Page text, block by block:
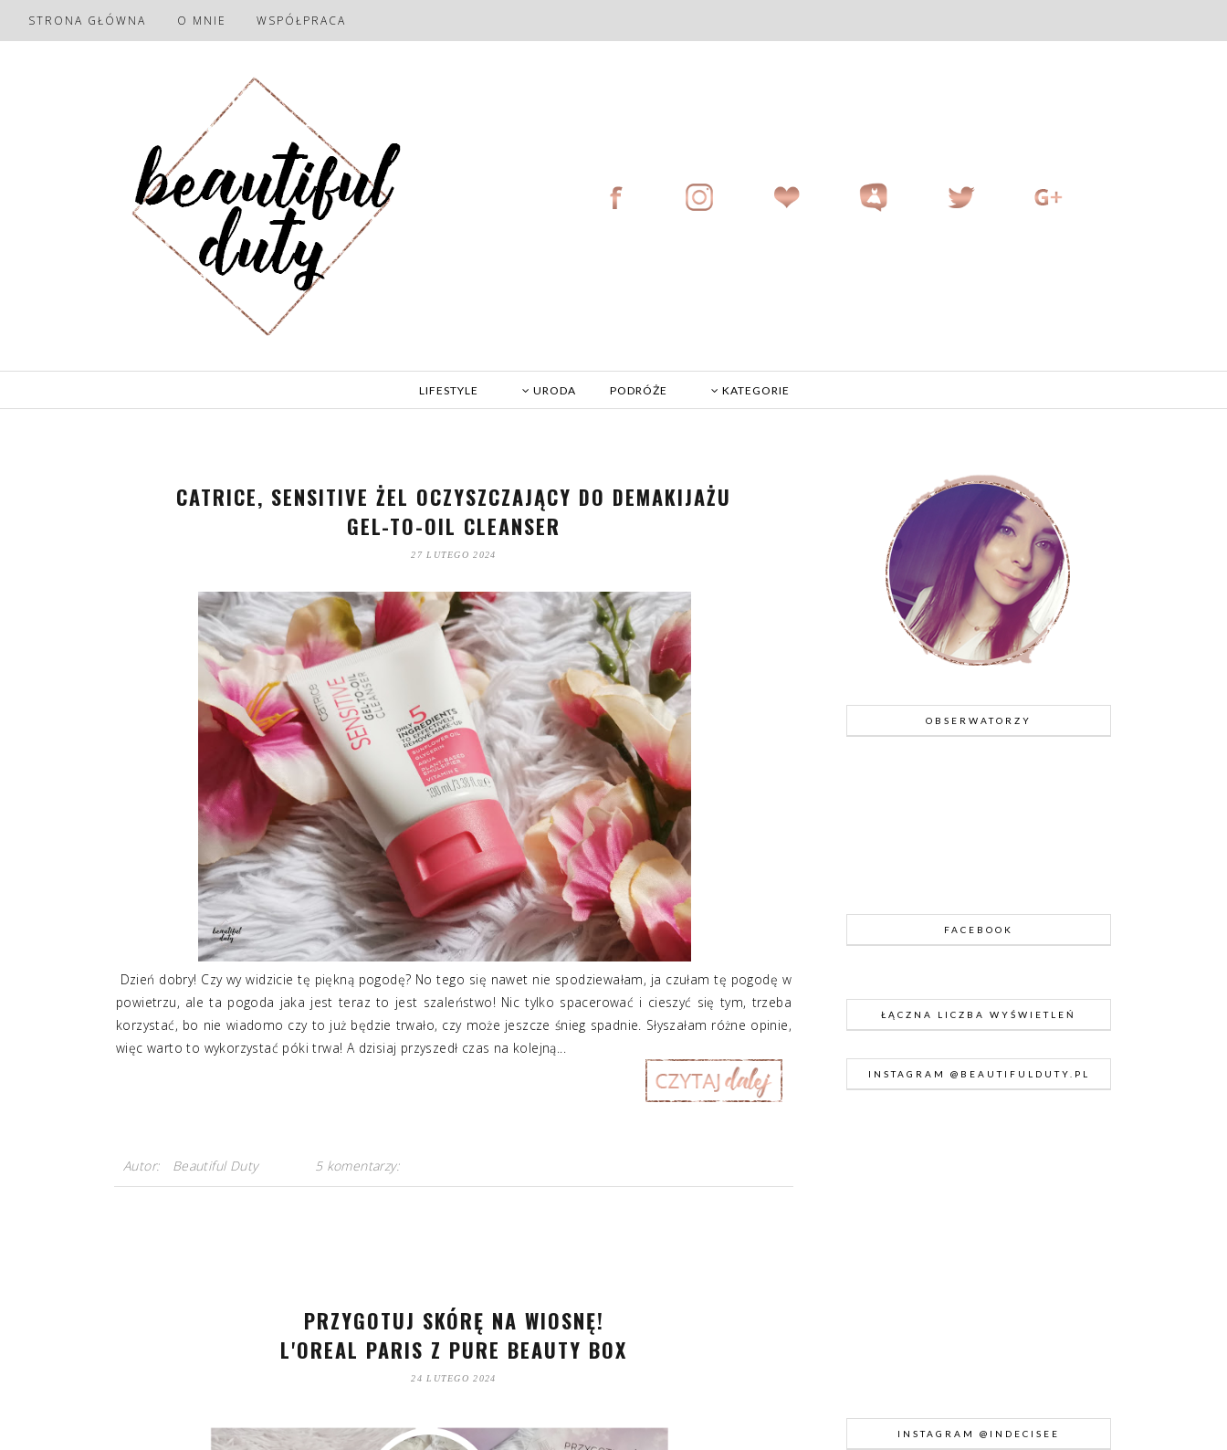
STRONA GŁÓWNA O MNIE WSPÓŁPRACA
LIFESTYLE URODA PODRÓŻE KATEGORIE
CATRICE, SENSITIVE ŻEL OCZYSZCZAJĄCY DO DEMAKIJAŻU
GEL-TO-OIL CLEANSER
27 LUTEGO 2024
Dzień dobry! Czy wy widzicie tę piękną pogodę? No tego się nawet nie spodziewałam, ja czułam tę pogodę w
powietrzu, ale ta pogoda jaka jest teraz to jest szaleństwo! Nic tylko spacerować i cieszyć się tym, trzeba
korzystać, bo nie wiadomo czy to już będzie trwało, czy może jeszcze śnieg spadnie. Słyszałam różne opinie,
więc warto to wykorzystać póki trwa! A dzisiaj przyszedł czas na kolejną...
Autor: Beautiful Duty 5 komentarzy:
PRZYGOTUJ SKÓRĘ NA WIOSNĘ!
L'OREAL PARIS Z PURE BEAUTY BOX
24 LUTEGO 2024
OBSERWATORZY
FACEBOOK
ŁĄCZNA LICZBA WYŚWIETLEŃ
INSTAGRAM @BEAUTIFULDUTY.PL
INSTAGRAM @INDECISEE